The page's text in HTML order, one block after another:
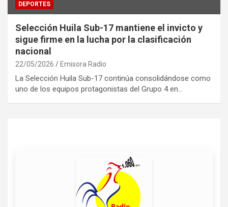
DEPORTES
Selección Huila Sub-17 mantiene el invicto y
sigue firme en la lucha por la clasificación
nacional
22/05/2026 Emisora Radio
La Selección Huila Sub-17 continúa consolidándose como
uno de los equipos protagonistas del Grupo 4 en…